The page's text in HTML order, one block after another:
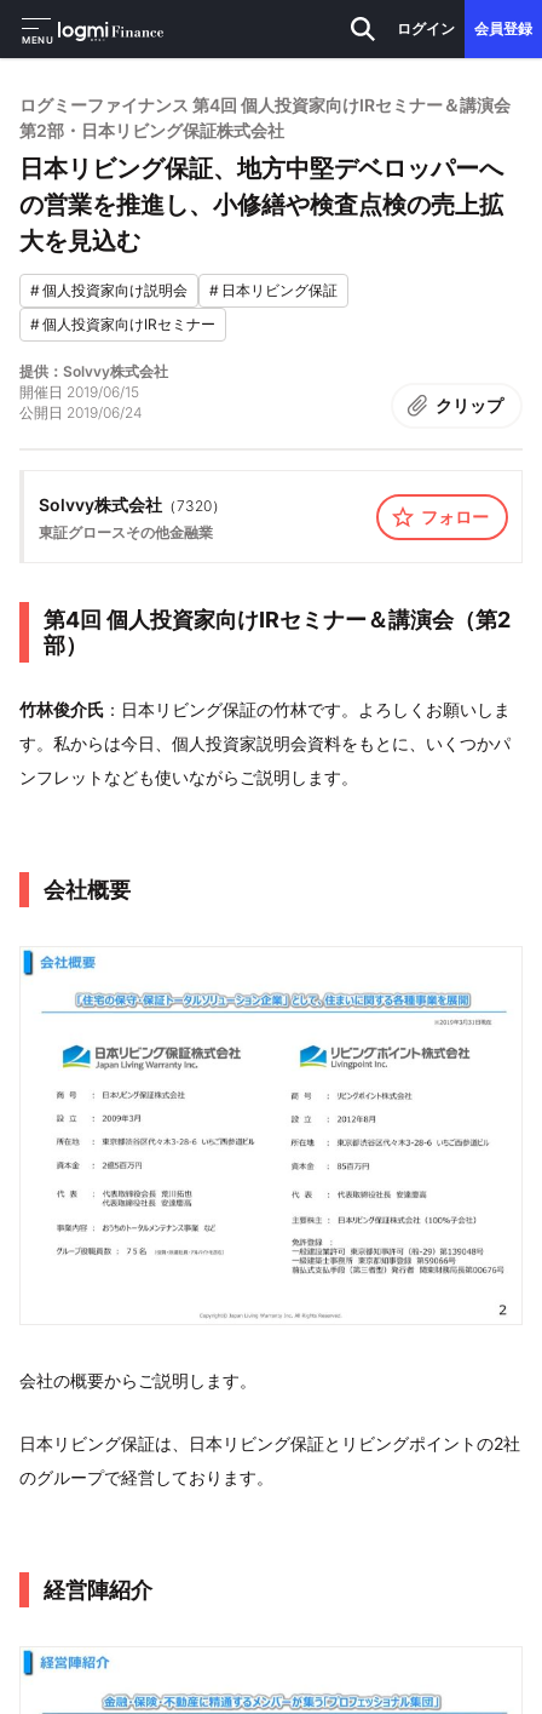
MENU
ログイン 会員登録
ログミーファイナンス 第4回 個人投資家向けIRセミナー＆講演会
第2部・日本リビング保証株式会社
日本リビング保証、地方中堅デベロッパーへ
の営業を推進し、小修繕や検査点検の売上拡
大を見込む
#個人投資家向け説明会 # 日本リビング保証
#個人投資家向けIRセミナー
提供：Solvvy株式会社
開催日 2019/06/15
公開日 2019/06/24 クリップ
Solvvy株式会社 （7320）
東証グロースその他金融業
フォロー
第4回 個人投資家向けIRセミナー＆講演会（第2
部）
竹林俊介氏 ：日本リビング保証の竹林です。よろしくお願いしま
す。私からは今日、個人投資家説明会資料をもとに、いくつかパ
ンフレットなども使いながらご説明します。
会社概要
会社の概要からご説明します。
日本リビング保証は、日本リビング保証とリビングポイントの2社
のグループで経営しております。
経営陣紹介